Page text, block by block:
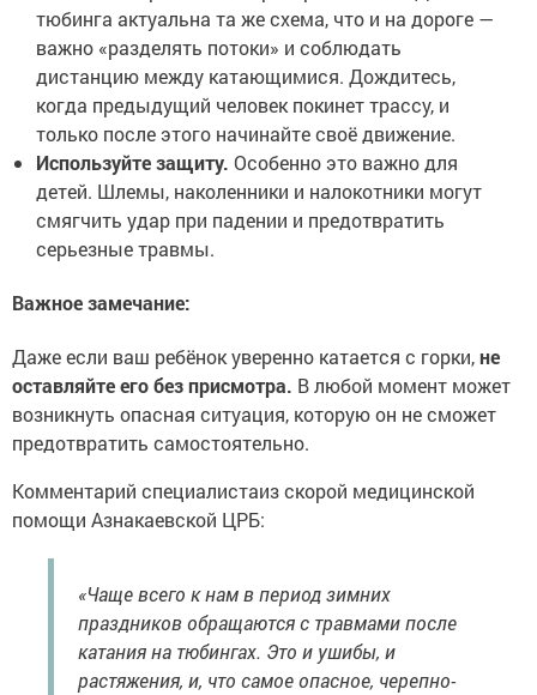
тюбинга актуальна та же схема, что и на дороге —
важно «разделять потоки» и соблюдать
дистанцию между катающимися. Дождитесь,
когда предыдущий человек покинет трассу, и
только после этого начинайте своё движение.
Используйте защиту. Особенно это важно для
детей. Шлемы, наколенники и налокотники могут
смягчить удар при падении и предотвратить
серьезные травмы.
Важное замечание:
Даже если ваш ребёнок уверенно катается с горки,не
оставляйте его без присмотра. В любой момент может
возникнуть опасная ситуация, которую он не сможет
предотвратить самостоятельно.
Комментарий специалистаиз скорой медицинской
помощи Азнакаевской ЦРБ:
«Чаще всего к нам в период зимних
праздников обращаются с травмами после
катания на тюбингах. Это и ушибы, и
растяжения, и, что самое опасное, черепно-